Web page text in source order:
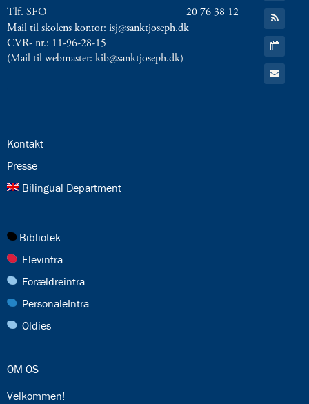
Presse
9.0:
Bilingual
Department
Næste
indlæg:
Høstgudstjeneste
Tlf. SFO
20 76 38 12
Mail til skolens kontor: isj@sanktjoseph.dk
CVR- nr.: 11-96-28-15
(Mail til webmaster: kib@sanktjoseph.dk)
YouTube
Gå
til:
RSS
feed
Gå
til:
Kalender
Gå
til:
24.0:
Kontakt
25.0:
Presse
26.0:
Bilingual Department
27.0:
Bibliotek
28.0:
Elevintra
29.0:
Forældreintra
30.0:
PersonaleIntra
31.0:
Oldies
32.0:
OM OS
32.1:
Velkommen!